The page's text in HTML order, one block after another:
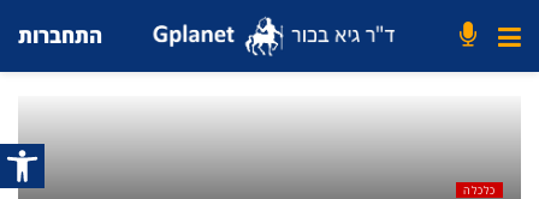
פתח
התחברות
כלכלה